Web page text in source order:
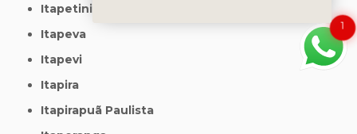
Itapetininga
Itapeva
Itapevi
Itapira
Itapirapuã Paulista
1